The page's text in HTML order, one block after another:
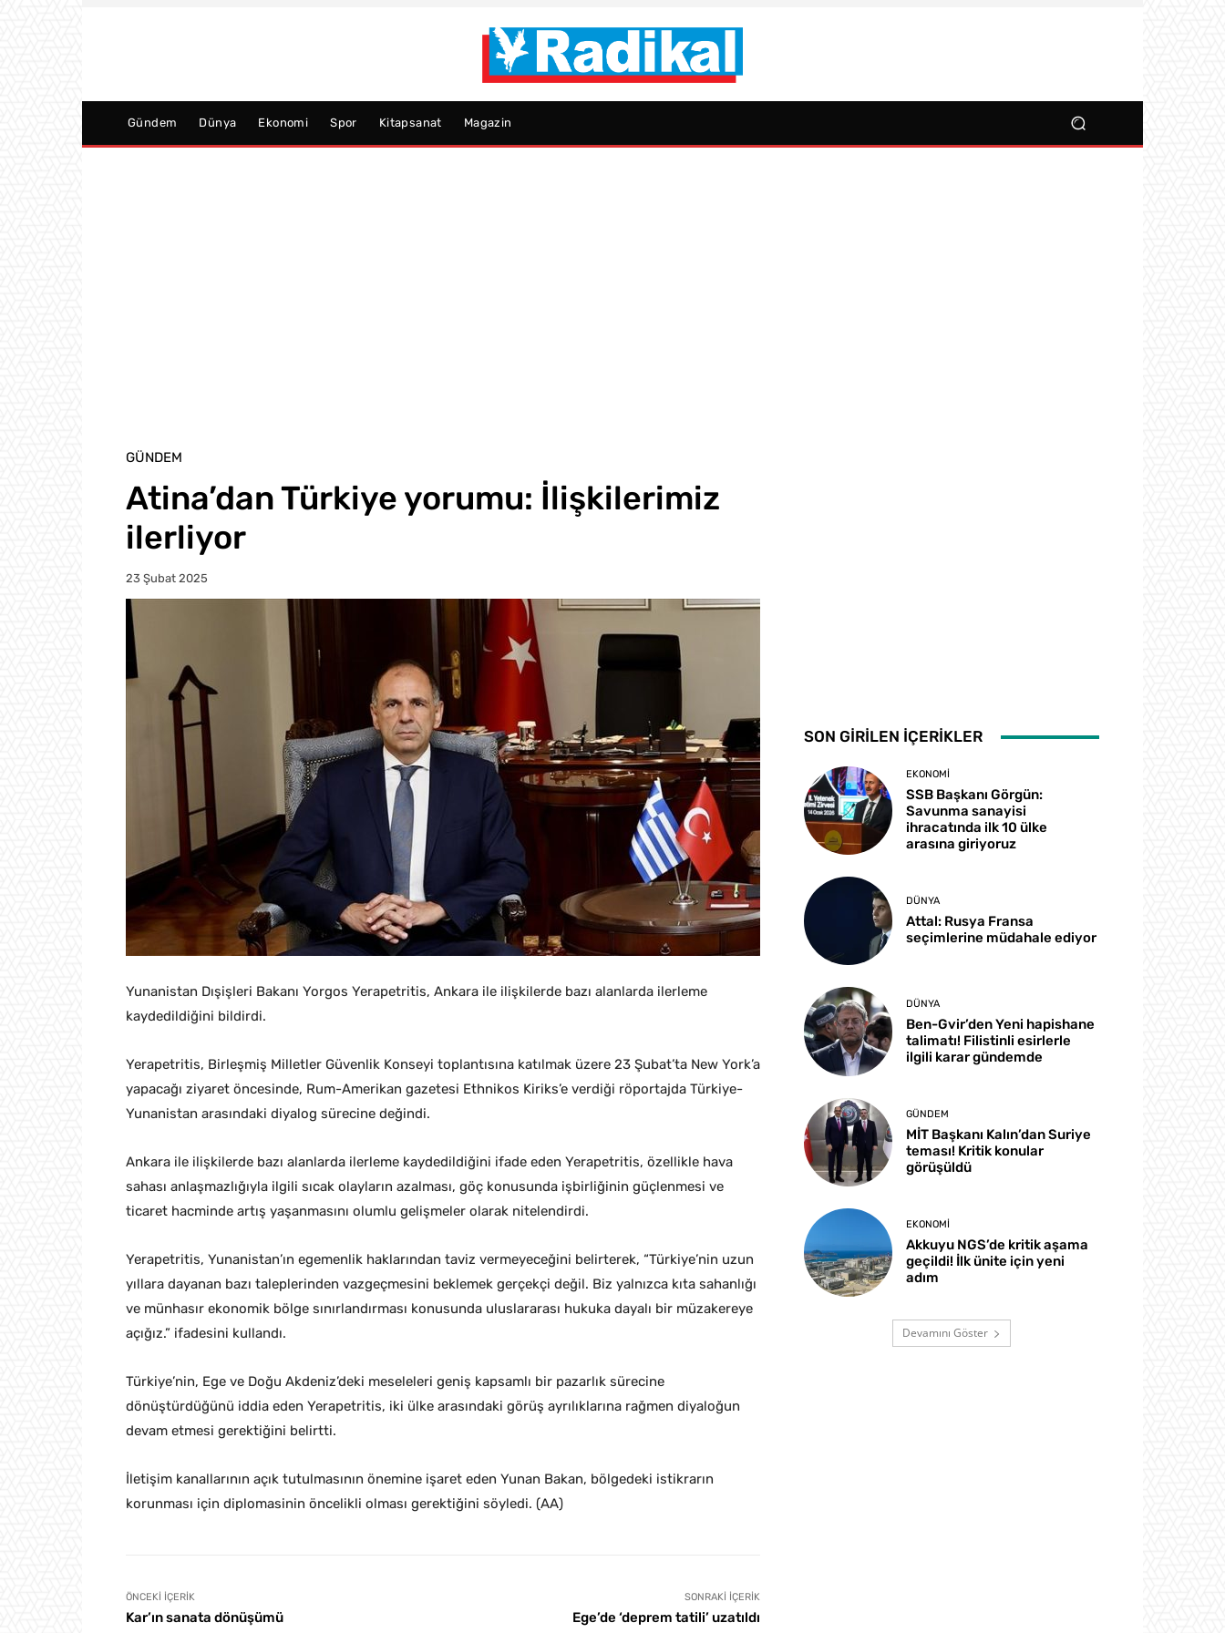
Gündem Dünya Ekonomi Spor Kitapsanat Magazin
GÜNDEM
Atina’dan Türkiye yorumu: İlişkilerimiz
ilerliyor
23 Şubat 2025
Yunanistan Dışişleri Bakanı Yorgos Yerapetritis, Ankara ile ilişkilerde bazı alanlarda ilerleme
kaydedildiğini bildirdi.
Yerapetritis, Birleşmiş Milletler Güvenlik Konseyi toplantısına katılmak üzere 23 Şubat’ta New York’a
yapacağı ziyaret öncesinde, Rum-Amerikan gazetesi Ethnikos Kiriks’e verdiği röportajda Türkiye-
Yunanistan arasındaki diyalog sürecine değindi.
Ankara ile ilişkilerde bazı alanlarda ilerleme kaydedildiğini ifade eden Yerapetritis, özellikle hava
sahası anlaşmazlığıyla ilgili sıcak olayların azalması, göç konusunda işbirliğinin güçlenmesi ve
ticaret hacminde artış yaşanmasını olumlu gelişmeler olarak nitelendirdi.
Yerapetritis, Yunanistan’ın egemenlik haklarından taviz vermeyeceğini belirterek, “Türkiye’nin uzun
yıllara dayanan bazı taleplerinden vazgeçmesini beklemek gerçekçi değil. Biz yalnızca kıta sahanlığı
ve münhasır ekonomik bölge sınırlandırması konusunda uluslararası hukuka dayalı bir müzakereye
açığız.” ifadesini kullandı.
Türkiye’nin, Ege ve Doğu Akdeniz’deki meseleleri geniş kapsamlı bir pazarlık sürecine
dönüştürdüğünü iddia eden Yerapetritis, iki ülke arasındaki görüş ayrılıklarına rağmen diyaloğun
devam etmesi gerektiğini belirtti.
İletişim kanallarının açık tutulmasının önemine işaret eden Yunan Bakan, bölgedeki istikrarın
korunması için diplomasinin öncelikli olması gerektiğini söyledi. (AA)
ÖNCEKI İÇERIK
Kar’ın sanata dönüşümü
SONRAKI İÇERIK
Ege’de ‘deprem tatili’ uzatıldı
SON GİRİLEN İÇERİKLER
EKONOMI
SSB Başkanı Görgün:
Savunma sanayisi
ihracatında ilk 10 ülke
arasına giriyoruz
DÜNYA
Attal: Rusya Fransa
seçimlerine müdahale ediyor
DÜNYA
Ben-Gvir’den Yeni hapishane
talimatı! Filistinli esirlerle
ilgili karar gündemde
GÜNDEM
MİT Başkanı Kalın’dan Suriye
teması! Kritik konular
görüşüldü
EKONOMI
Akkuyu NGS’de kritik aşama
geçildi! İlk ünite için yeni
adım
Devamını Göster